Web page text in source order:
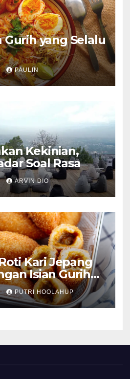
Gurih yang Selalu
PAULIN
Kekinian,
Soal Rasa
ARVIN DIO
Kari Jepang
Isian Gurih
PUTRI HOOLAHUP